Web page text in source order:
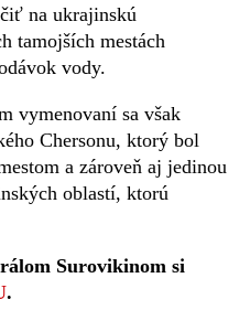
na ukrajinskú
tamojších mestách
vody.
vymenovaní sa však
Chersonu, ktorý bol
a zároveň aj jedinou
oblastí, ktorú
Surovikinom si
.